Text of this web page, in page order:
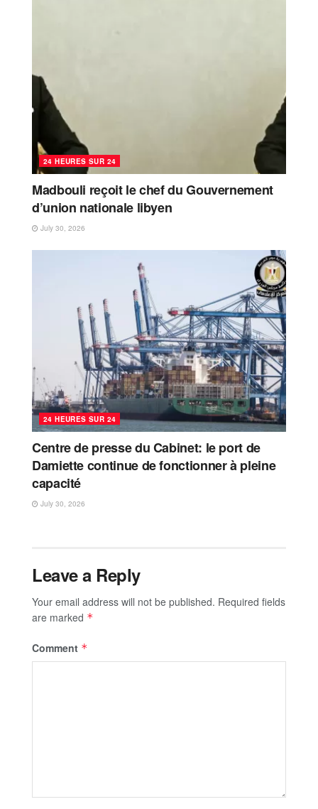
24 HEURES SUR 24
Madbouli reçoit le chef du Gouvernement
d’union nationale libyen
July 30, 2026
24 HEURES SUR 24
Centre de presse du Cabinet: le port de
Damiette continue de fonctionner à pleine
capacité
July 30, 2026
Leave a Reply
Your email address will not be published. Required fields
are marked *
Comment *